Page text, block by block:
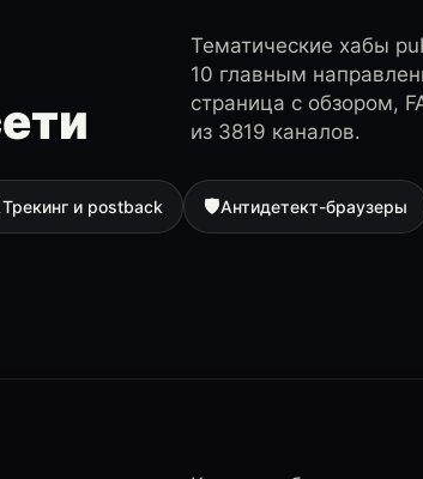
Тематические хабы
10 главным
страница с обзором,
из 3819 каналов.
Трекинг и postback 🛡Антидетект-браузеры